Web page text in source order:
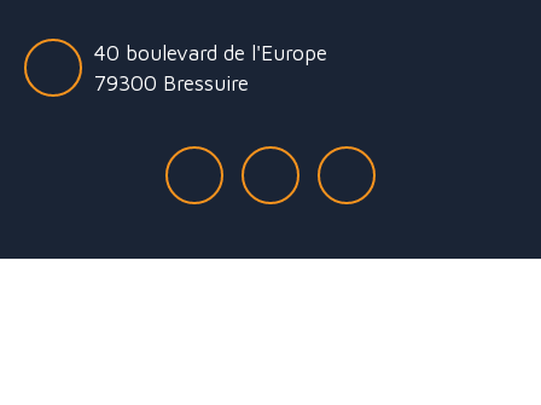
40 boulevard de l'Europe
79300 Bressuire